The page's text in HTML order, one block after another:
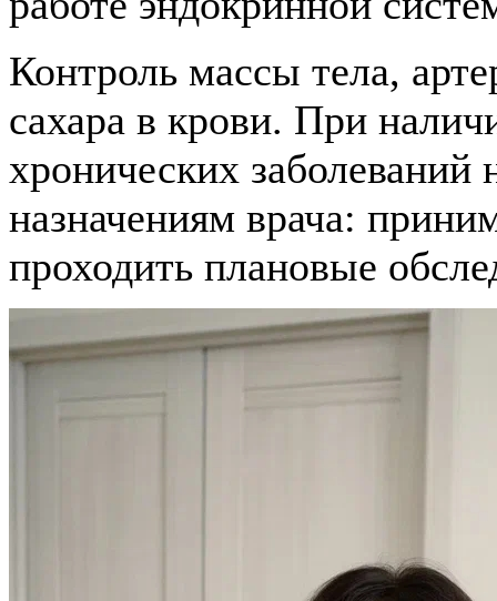
Контроль массы тела,
сахара в крови. При
хронических заболеваний
назначениям врача:
проходить плановые